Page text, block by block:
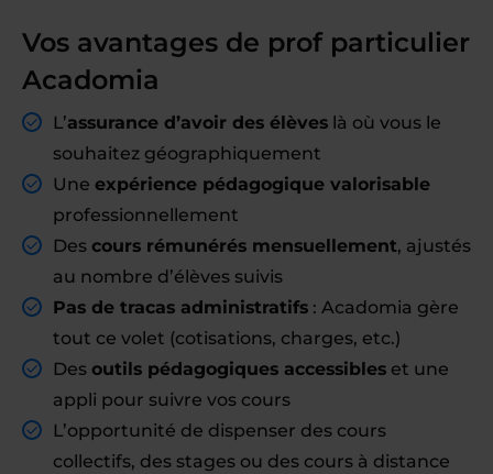
Vos avantages de prof particulier
Acadomia
L’assurance d’avoir des élèves là où vous le
souhaitez géographiquement
Une expérience pédagogique valorisable
professionnellement
Des cours rémunérés mensuellement, ajustés
au nombre d’élèves suivis
Pas de tracas administratifs : Acadomia gère
tout ce volet (cotisations, charges, etc.)
Des outils pédagogiques accessibles et une
appli pour suivre vos cours
L’opportunité de dispenser des cours
collectifs, des stages ou des cours à distance